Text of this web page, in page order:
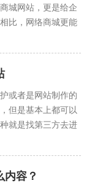
城网站，更是给企
比，网络商城更能
或者是网站制作的
但是基本上都可以
就是找第三方去进
容？